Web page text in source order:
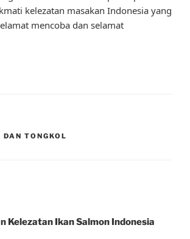
kelezatan masakan Indonesia yang
mencoba dan selamat
TONGKOL
Kelezatan Ikan Salmon Indonesia